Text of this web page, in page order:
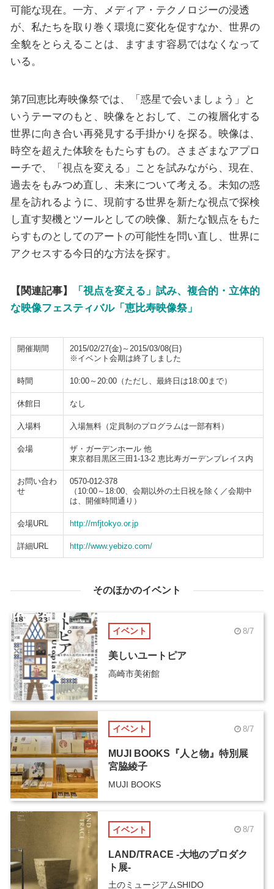
可能な現在。一方、メディア・テクノロジーの浸透
が、私たちを取り巻く環境に変化を促すなか、世界の
全貌をとらえることは、ますます容易ではなくなって
いる。
第7回恵比寿映像祭では、「惑星で会いましょう」と
いうテーマのもと、映像をとおして、この複層化する
世界に向き合い再発見する手掛かりを探る。映像は、
時空を超えた体験をもたらすもの。さまざまなアプロ
ーチで、「視点を変える」ことを試みながら、現在、
過去をもみつめ直し、未来について考える。未知の惑
星を訪れるように、現前する世界を新たな視点で探検
し直す契機とツールとしての映像、新たな観点をもた
らすものとしてのアートの可能性を問い直し、世界に
アクセスする今日的な方法を探す。
【関連記事】
「視点を変える」試み、複合的・立体的
な映像フェスティバル「恵比寿映像祭」
開催期間
2015/02/27(金)～2015/03/08(日)
※イベント会期は終了しました
時間 10:00～20:00（ただし、最終日は18:00まで）
休館日 なし
入場料 入場無料（定員制のプログラムは一部有料）
会場
ザ・ガーデンホール 他
東京都目黒区三田1-13-2 恵比寿ガーデンプレイス内
お問い合わ
せ
0570-012-378
（10:00～18:00、会期以外の土日祝を除く／会期中
は、開催時間通り）
会場URL http://mfjtokyo.or.jp
詳細URL http://www.yebizo.com/
そのほかのイベント
イベント 8/7
美しいユートピア
高崎市美術館
イベント 8/7
MUJI BOOKS『人と物』特別展
宮脇綾子
MUJI BOOKS
イベント 8/7
LAND/TRACE -大地のプロダク
ト展-
土のミュージアムSHIDO